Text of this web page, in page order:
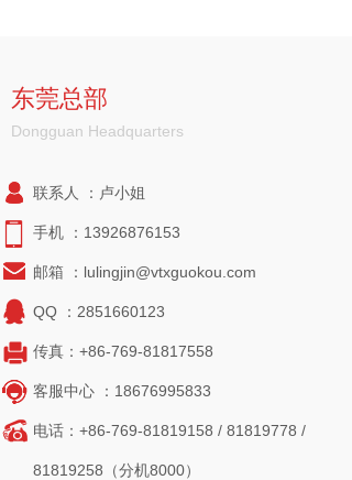
东莞总部
Dongguan Headquarters
联系人 ：卢小姐
手机 ：13926876153
邮箱 ：lulingjin@vtxguokou.com
QQ ：2851660123
传真：+86-769-81817558
客服中心 ：18676995833
电话：+86-769-81819158 / 81819778 /
81819258（分机8000）